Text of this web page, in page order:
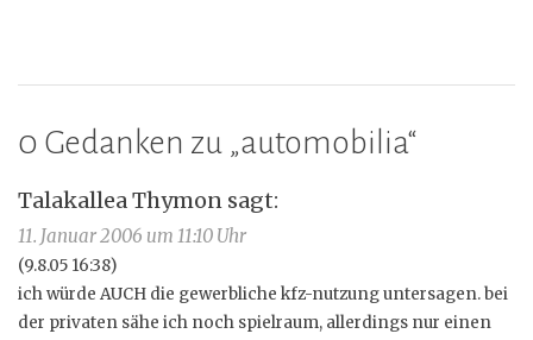
0 Gedanken zu „automobilia“
Talakallea Thymon sagt:
11. Januar 2006 um 11:10 Uhr
(9.8.05 16:38)
ich würde AUCH die gewerbliche kfz-nutzung untersagen. bei
der privaten sähe ich noch spielraum, allerdings nur einen